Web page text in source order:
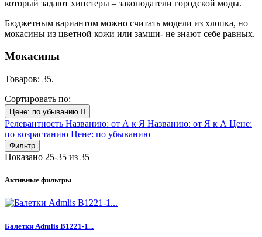
который задают хипстеры – законодатели городской моды.
Бюджетным вариантом можно считать модели из хлопка, но
мокасины из цветной кожи или замши- не знают себе равных.
Мокасины
Товаров: 35.
Сортировать по:
Цене: по убыванию 
Релевантность Названию: от А к Я Названию: от Я к А Цене:
по возрастанию Цене: по убыванию
Фильтр
Показано 25-35 из 35
Активные фильтры
Балетки Admlis B1221-1...